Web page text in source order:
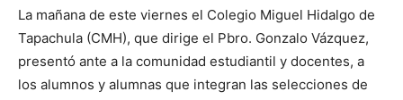
La mañana de este viernes el Colegio Miguel Hidalgo de
Tapachula (CMH), que dirige el Pbro. Gonzalo Vázquez,
presentó ante a la comunidad estudiantil y docentes, a
los alumnos y alumnas que integran las selecciones de